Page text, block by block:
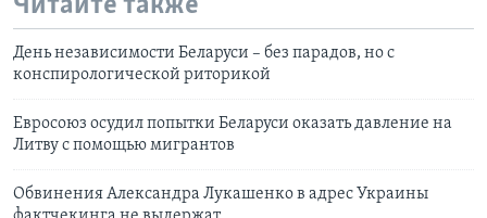
День независимости Беларуси – без парадов, но с
конспирологической риторикой
Евросоюз осудил попытки Беларуси оказать давление на
Литву с помощью мигрантов
Обвинения Александра Лукашенко в адрес Украины